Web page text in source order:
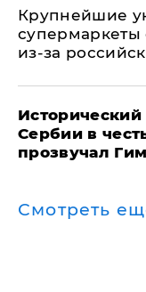
Крупнейшие
супермаркеты
из-за
Сербии в
прозвучал
Смотреть